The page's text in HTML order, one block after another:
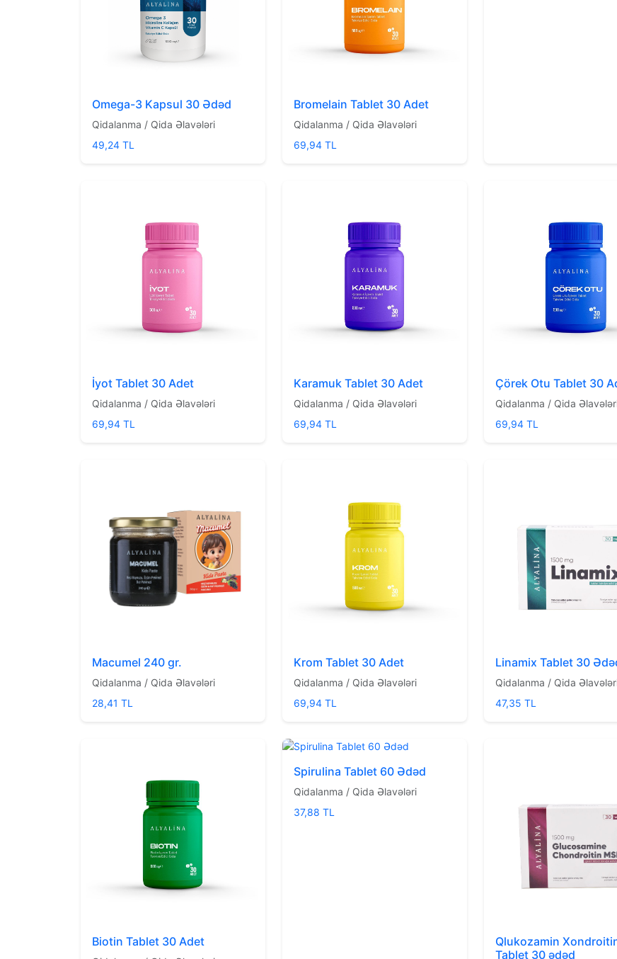
Omega-3 Kapsul 30 Ədəd
Qidalanma / Qida Əlavələri
49,24 TL
Bromelain Tablet 30 Adet
Qidalanma / Qida Əlavələri
69,94 TL
İyot Tablet 30 Adet
Qidalanma / Qida Əlavələri
69,94 TL
Karamuk Tablet 30 Adet
Qidalanma / Qida Əlavələri
69,94 TL
Çörek Otu Tablet 30
Qidalanma / Qida
69,94 TL
Macumel 240 gr.
Qidalanma / Qida Əlavələri
28,41 TL
Krom Tablet 30 Adet
Qidalanma / Qida Əlavələri
69,94 TL
Linamix Tablet 30
Qidalanma / Qida
47,35 TL
Biotin Tablet 30 Adet
Spirulina Tablet 60 Ədəd
Qidalanma / Qida Əlavələri
37,88 TL
Qlukozamin
Tablet 30 ədəd